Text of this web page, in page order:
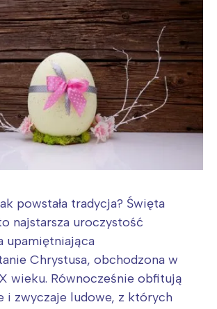
powstała tradycja? Święta
najstarsza uroczystość
upamiętniająca
Chrystusa, obchodzona w
wieku. Równocześnie obfitują
i zwyczaje ludowe, z których
Wybieram